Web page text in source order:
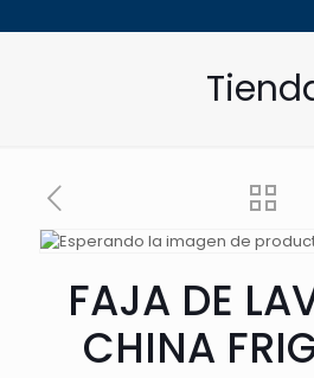
FAJA DE
CHINA